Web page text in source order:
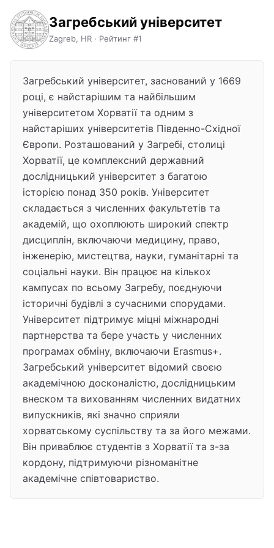
Загребський університет
Zagreb, HR · Рейтинг #1
Загребський університет, заснований у 1669
році, є найстарішим та найбільшим
університетом Хорватії та одним з
найстаріших університетів Південно-Східної
Європи. Розташований у Загребі, столиці
Хорватії, це комплексний державний
дослідницький університет з багатою
історією понад 350 років. Університет
складається з численних факультетів та
академій, що охоплюють широкий спектр
дисциплін, включаючи медицину, право,
інженерію, мистецтва, науки, гуманітарні та
соціальні науки. Він працює на кількох
кампусах по всьому Загребу, поєднуючи
історичні будівлі з сучасними спорудами.
Університет підтримує міцні міжнародні
партнерства та бере участь у численних
програмах обміну, включаючи Erasmus+.
Загребський університет відомий своєю
академічною досконалістю, дослідницьким
внеском та вихованням численних видатних
випускників, які значно сприяли
хорватському суспільству та за його межами.
Він приваблює студентів з Хорватії та з-за
кордону, підтримуючи різноманітне
академічне співтовариство.